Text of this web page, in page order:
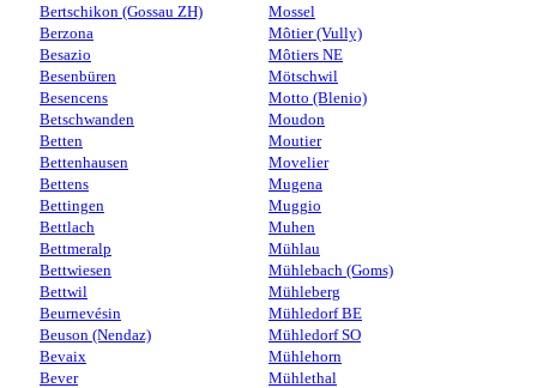
Bertschikon (Gossau ZH)
Berzona
Besazio
Besenbüren
Besencens
Betschwanden
Betten
Bettenhausen
Bettens
Bettingen
Bettlach
Bettmeralp
Bettwiesen
Bettwil
Beurnevésin
Beuson (Nendaz)
Bevaix
Bever
Mossel
Môtier (Vully)
Môtiers NE
Mötschwil
Motto (Blenio)
Moudon
Moutier
Movelier
Mugena
Muggio
Muhen
Mühlau
Mühlebach (Goms)
Mühleberg
Mühledorf BE
Mühledorf SO
Mühlehorn
Mühlethal